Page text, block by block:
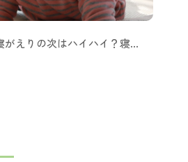
がえりの次はハイハイ？寝…